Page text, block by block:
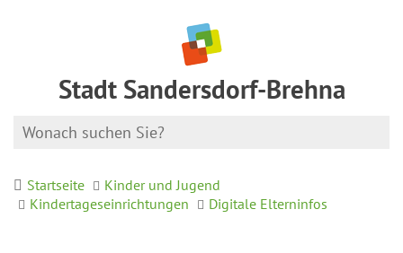
Stadt Sandersdorf-Brehna
Startseite
Kinder und Jugend
Kindertageseinrichtungen
Digitale Elterninfos